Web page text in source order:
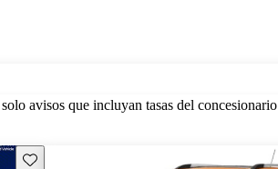
avisos que incluyan tasas del concesionario
Guarda este Aviso